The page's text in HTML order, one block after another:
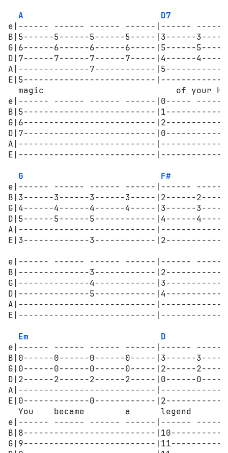
A
D7
e|------ ------ ------ ------|------
B|5------5------5------5-----|3------
G|6------6------6------6-----|5------
D|7------7------7------7-----|4------
A|--------------7------------
E|5--------------------------
magic                          of your
e|------ ------ ------ ------|0-----
B|5--------------------------
G|6--------------------------
D|7--------------------------
A|---------------------------
E|---------------------------
G
F#
e|------ ------ ------ ------|------
B|3------3------3------3-----|2------
G|4------4------4------4-----|3------
D|5------5------5------------|4------
A|---------------------------
E|3-------------3------------
e|------ ------ ------ ------|------
B|--------------3------------
G|--------------4------------
D|--------------5------------
A|---------------------------
E|---------------------------
Em
D
e|------ ------ ------ ------|------
B|0------0------0------0-----|3------
G|0------0------0------0-----|2------
D|2------2------2------2-----|0------
A|---------------------------
E|0-------------0------------
You    became        a      legend
e|------ ------ ------ ------|------
B|8--------------------------
G|9--------------------------